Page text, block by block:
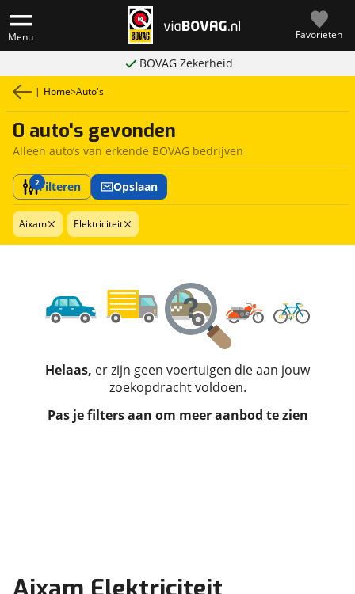
Menu Favorieten
BOVAG Zekerheid
| Home>Auto's
0 auto's gevonden
Alleen auto’s van erkende BOVAG bedrijven
2Filteren Opslaan
Aixam Elektriciteit
Helaas, er zijn geen voertuigen die aan jouw
zoekopdracht voldoen.
Pas je filters aan om meer aanbod te zien